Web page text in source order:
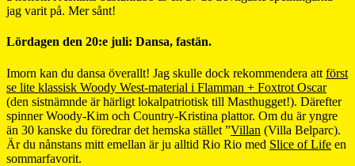
jag varit på. Mer sånt!
Lördagen den 20:e juli: Dansa, fastän.
Imorn kan du dansa överallt! Jag skulle dock rekommendera att först
se lite klassisk Woody West-material i Flamman + Foxtrot Oscar
(den sistnämnde är härligt lokalpatriotisk till Masthugget!). Därefter
spinner Woody-Kim och Country-Kristina plattor. Om du är yngre
än 30 kanske du föredrar det hemska stället ”Villan (Villa Belparc).
Är du nånstans mitt emellan är ju alltid Rio Rio med Slice of Life en
sommarfavorit.